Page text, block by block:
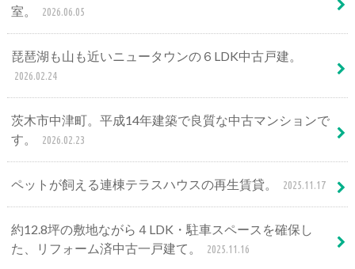
室。
2026.06.05
琵琶湖も山も近いニュータウンの６LDK中古戸建。
2026.02.24
茨木市中津町。平成14年建築で良質な中古マンションで
す。
2026.02.23
ペットが飼える連棟テラスハウスの再生賃貸。 2025.11.17
約12.8坪の敷地ながら４LDK・駐車スペースを確保し
た、リフォーム済中古一戸建て。
2025.11.16